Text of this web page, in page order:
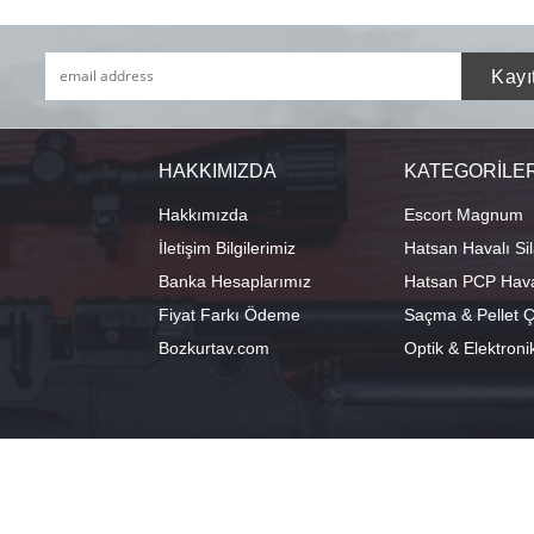
HAKKIMIZDA
Hakkımızda
İletişim Bilgilerimiz
Banka Hesaplarımız
Fiyat Farkı Ödeme
Bozkurtav.com
Escort Magnum
Hatsan Havalı
Hatsan PCP
Saçma & Pellet
Optik &